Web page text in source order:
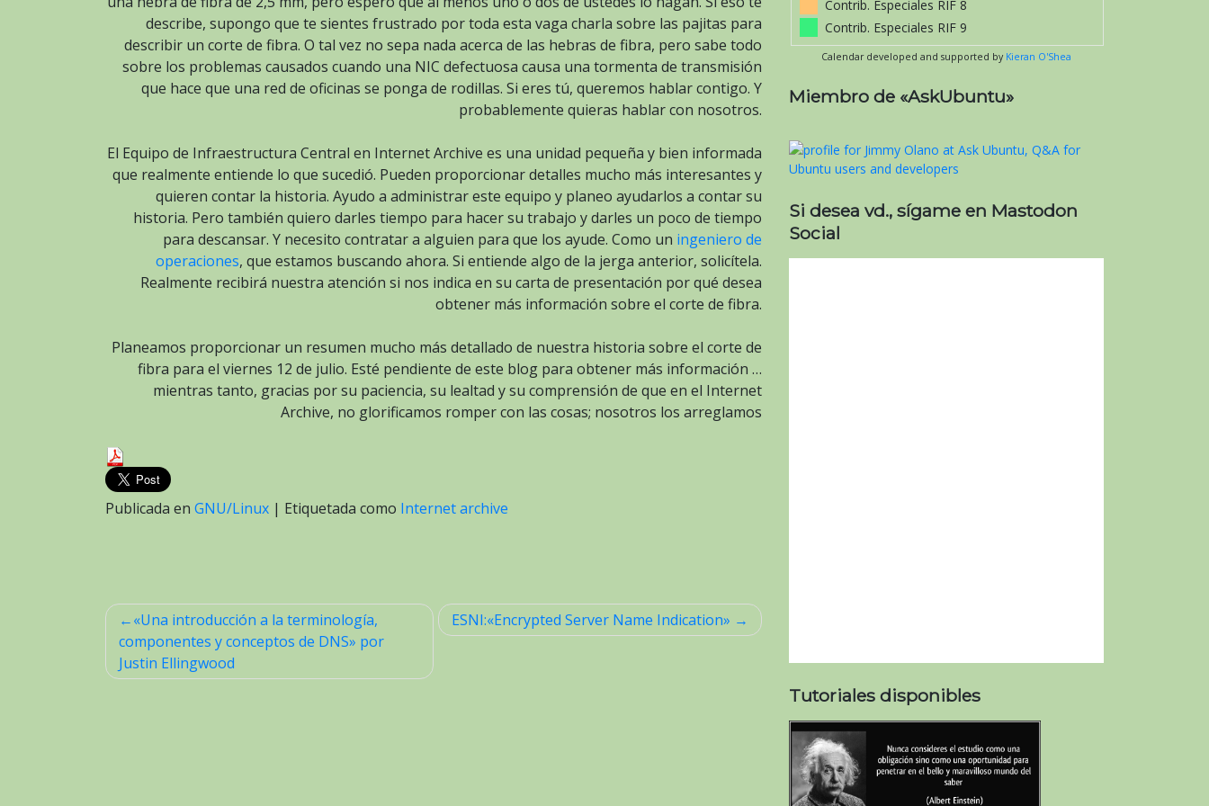
describe, supongo que te sientes frustrado por toda esta vaga charla sobre las pajitas para
describir un corte de fibra. O tal vez no sepa nada acerca de las hebras de fibra, pero sabe todo
sobre los problemas causados cuando una NIC defectuosa causa una tormenta de transmisión
que hace que una red de oficinas se ponga de rodillas. Si eres tú, queremos hablar contigo. Y
probablemente quieras hablar con nosotros.
El Equipo de Infraestructura Central en Internet Archive es una unidad pequeña y bien informada
que realmente entiende lo que sucedió. Pueden proporcionar detalles mucho más interesantes y
quieren contar la historia. Ayudo a administrar este equipo y planeo ayudarlos a contar su
historia. Pero también quiero darles tiempo para hacer su trabajo y darles un poco de tiempo
para descansar. Y necesito contratar a alguien para que los ayude. Como un ingeniero de
operaciones, que estamos buscando ahora. Si entiende algo de la jerga anterior, solicítela.
Realmente recibirá nuestra atención si nos indica en su carta de presentación por qué desea
obtener más información sobre el corte de fibra.
Planeamos proporcionar un resumen mucho más detallado de nuestra historia sobre el corte de
fibra para el viernes 12 de julio. Esté pendiente de este blog para obtener más información …
mientras tanto, gracias por su paciencia, su lealtad y su comprensión de que en el Internet
Archive, no glorificamos romper con las cosas; nosotros los arreglamos
Publicada en GNU/Linux | Etiquetada como Internet archive
Navegación
de
«Una introducción a la terminología,
componentes y conceptos de DNS» por
Justin Ellingwood
ESNI:«Encrypted Server Name Indication»
Contrib. Especiales RIF 8
Contrib. Especiales RIF 9
Calendar developed and supported by Kieran O'Shea
Miembro de «AskUbuntu»
Si desea vd., sígame en Mastodon
Social
Tutoriales disponibles